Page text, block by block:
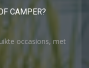
CAMPER?
occasions, met